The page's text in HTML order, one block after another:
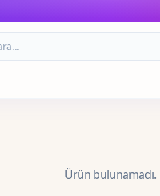
Ürün bulunamadı.